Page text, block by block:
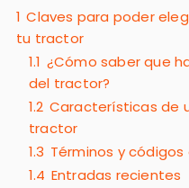
1 Claves para poder
tu tractor
1.1 ¿Cómo saber que
del tractor?
1.2 Características de
tractor
1.3 Términos y
1.4 Entradas recientes